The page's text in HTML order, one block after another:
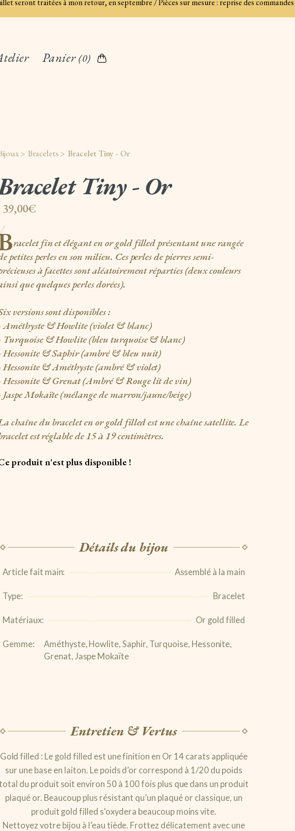
seront traitées à mon retour, en septembre / Pièces sur mesure : reprise des commandes
Panier(0)
> Bracelets > Bracelet Tiny - Or
Tiny - Or
39,00€
racelet fin et élégant en or gold filled présentant une rangée
petites perles en son milieu. Ces perles de pierres semi-
à facettes sont aléatoirement réparties (deux couleurs
que quelques perles dorées).
versions sont disponibles :
Améthyste & Howlite (violet & blanc)
Turquoise & Howlite (bleu turquoise & blanc)
Hessonite & Saphir (ambré & bleu nuit)
Hessonite & Améthyste (ambré & violet)
Hessonite & Grenat (Ambré & Rouge lit de vin)
Jaspe Mokaïte (mélange de marron/jaune/beige)
chaîne du bracelet en or gold filled est une chaîne satellite. Le
est réglable de 15 à 19 centimètres.
produit n'est plus disponible !
Détails du bijou
Article fait main: Assemblé à la main
Type: Bracelet
Matériaux: Or gold filled
Gemme:
Améthyste, Howlite, Saphir, Turquoise, Hessonite,
Grenat, Jaspe Mokaïte
Entretien & Vertus
Gold filled : Le gold filled est une finition en Or 14 carats appliquée
sur une base en laiton. Le poids d’or correspond à 1/20 du poids
du produit soit environ 50 à 100 fois plus que dans un produit
plaqué or. Beaucoup plus résistant qu’un plaqué or classique, un
produit gold filled s'oxydera beaucoup moins vite.
Nettoyez votre bijou à l’eau tiède. Frottez délicatement avec une